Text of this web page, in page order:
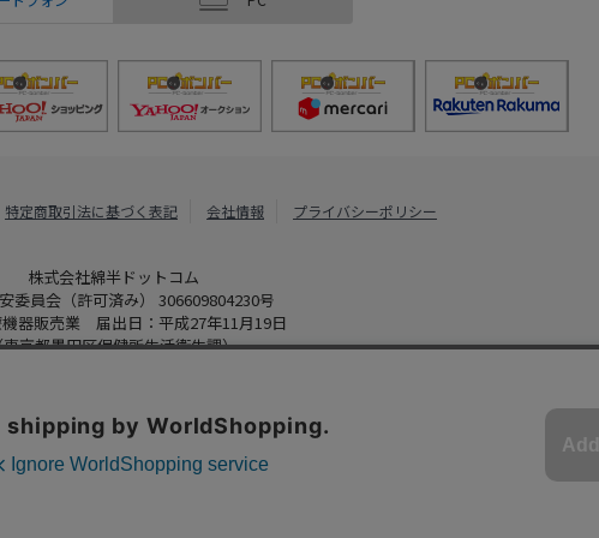
特定商取引法に基づく表記 会社情報 プライバシーポリシー
株式会社綿半ドットコム
委員会（許可済み） 306609804230号
器販売業 届出日：平成27年11月19日
京都墨田区保健所生活衛生課）
2022Watahan.com Co., Ltd. Powered by Watahan Partners Co., Ltd.
す。サイト利用を継続することにより、クッキーの使用に同意するものとし